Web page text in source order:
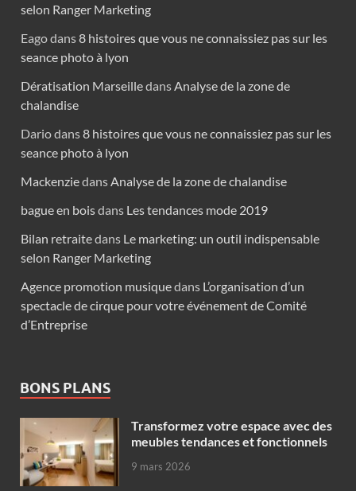
selon Ranger Marketing
Eagodans8 histoires que vous ne connaissiez pas sur les
seance photo à lyon
Dératisation Marseilledans Analyse de la zone de
chalandise
Dariodans8 histoires que vous ne connaissiez pas sur les
seance photo à lyon
Mackenziedans Analyse de la zone de chalandise
bague en boisdans Les tendances mode 2019
Bilan retraitedans Le marketing: un outil indispensable
selon Ranger Marketing
Agence promotion musiquedans L’organisation d’un
spectacle de cirque pour votre événement de Comité
d’Entreprise
BONS PLANS
Transformez votre espace avec des
meubles tendances et fonctionnels
9 mars 2026